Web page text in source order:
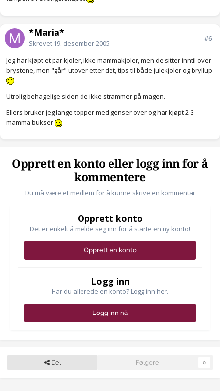
*Maria*
Skrevet 19. desember 2005
#6
Jeg har kjøpt et par kjoler, ikke mammakjoler, men de sitter inntil over
brystene, men "går" utover etter det, tips til både julekjoler og bryllup
Utrolig behagelige siden de ikke strammer på magen.
Ellers bruker jeg lange topper med genser over og har kjøpt 2-3
mamma bukser
Opprett en konto eller logg inn for å
kommentere
Du må være et medlem for å kunne skrive en kommentar
Opprett konto
Det er enkelt å melde seg inn for å starte en ny konto!
Opprett en konto
Logg inn
Har du allerede en konto? Logg inn her.
Logg inn nå
Del Følgere 0